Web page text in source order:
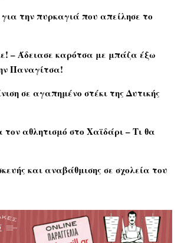
την πυρκαγιά που απείλησε το
– Άδειασε καρότσα με μπάζα έξω
Παναγίτσα!
σε αγαπημένο στέκι της Δυτικής
τον αθλητισμό στο Χαϊδάρι – Τι θα
και αναβάθμισης σε σχολεία του